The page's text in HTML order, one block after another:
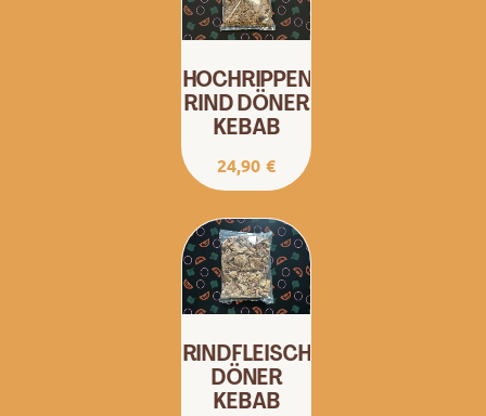
HOCHRIPPENFLEISCH
RIND DÖNER
KEBAB
24,90 €
RINDFLEISCH
DÖNER
KEBAB